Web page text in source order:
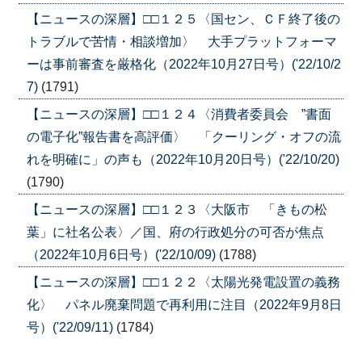
【ニュースの深層】□□１２５〈国セン、ＣＦ終了後の
トラブルで苦情・相談増加〉 大手プラットフォーマ
ーは事前審査を厳格化（2022年10月27日号）('22/10/2
7) (1791)
【ニュースの深層】□□１２４〈消費者委員会 ”書面
の電子化”報告書を高評価〉 「クーリング・オフの流
れを明確に」の声も（2022年10月20日号）('22/10/20)
(1790)
【ニュースの深層】□□１２３〈大阪市 「きもの松
葉」に社名公表〉／国、府の行政処分の可否が焦点
（2022年10月6日号）('22/10/09) (1788)
【ニュースの深層】□□１２２〈太陽光発電設置の義務
化〉 パネル廃棄問題で再利用に注目（2022年9月8日
号）('22/09/11) (1784)